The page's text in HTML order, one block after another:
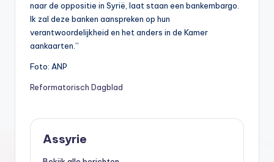
naar de oppositie in Syrië, laat staan een bankembargo.
Ik zal deze banken aanspreken op hun
verantwoordelijkheid en het anders in de Kamer
aankaarten.”
Foto: ANP
Reformatorisch Dagblad
Assyrie